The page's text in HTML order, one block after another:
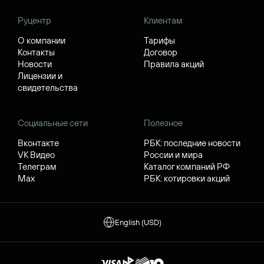
Руцентр
О компании
Контакты
Новости
Лицензии и
свидетельства
Клиентам
Тарифы
Договор
Правила акций
Социальные сети
Вконтакте
VK Видео
Телеграм
Max
Полезное
РБК: последние новости
России и мира
Каталог компаний РФ
РБК: котировки акций
English (USD)